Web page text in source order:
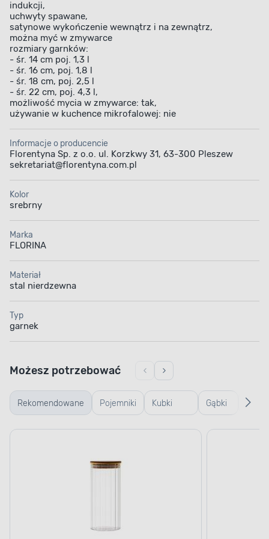
Stal nierdzewna
Możliwość mycia
w zmywarce
Przystosowane
indukcji,
uchwyty spawane,
satynowe wykończenie wewnątrz i na zewnątrz,
można myć w zmywarce
rozmiary garnków:
- śr. 14 cm poj. 1,3 l
- śr. 16 cm, poj. 1,8 l
- śr. 18 cm, poj. 2,5 l
- śr. 22 cm, poj. 4,3 l,
możliwość mycia w zmywarce: tak,
używanie w kuchence mikrofalowej: nie
Informacje o producencie
Florentyna Sp. z o.o. ul. Korzkwy 31, 63-300 Pleszew
sekretariat@florentyna.com.pl
Kolor
srebrny
Marka
FLORINA
Materiał
stal nierdzewna
Typ
garnek
Rekomendowane Pojemniki
szklane
Kubki
termiczne
Gąbki
i
Możesz potrzebować